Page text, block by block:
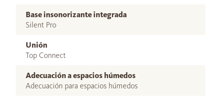
Base insonorizante integrada
Silent Pro
Unión
Top Connect
Adecuación a espacios húmedos
Adecuación para espacios húmedos